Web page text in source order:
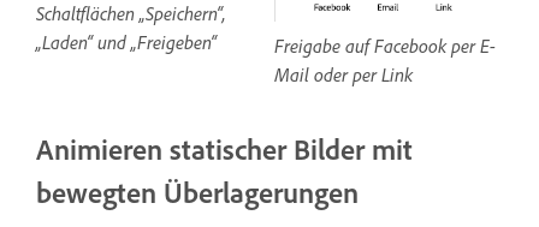
Schaltflächen „Speichern“,
„Laden“ und „Freigeben“
Freigabe auf Facebook per E-
Mail oder per Link
Animieren statischer Bilder mit
bewegten Überlagerungen